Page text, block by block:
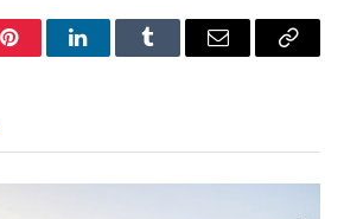
PinterestLinkedInTumblr Email
Copy